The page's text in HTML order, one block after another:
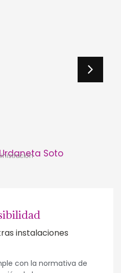
Soto
instalaciones
con la normativa de